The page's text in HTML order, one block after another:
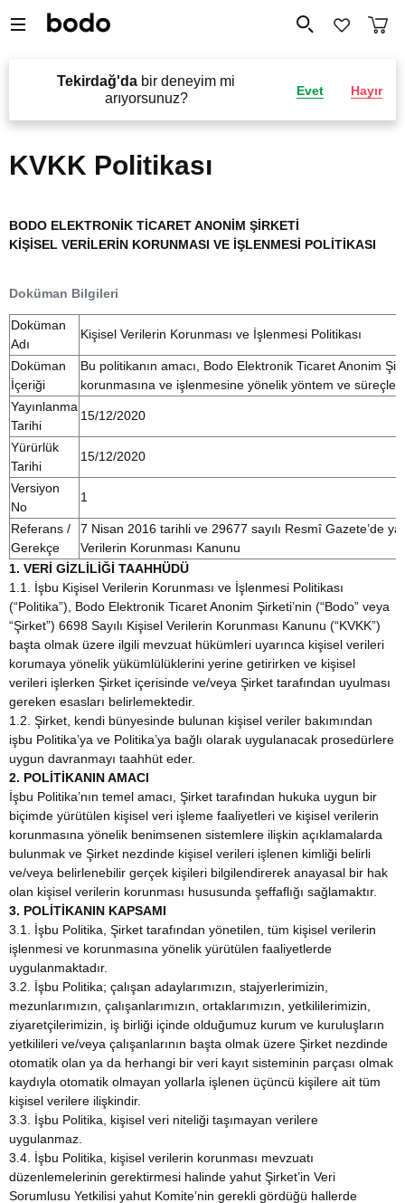
Tekirdağ'da bir deneyim mi
arıyorsunuz?
Evet Hayır
KVKK Politikası
BODO ELEKTRONİK TİCARET ANONİM ŞİRKETİ
KİŞİSEL VERİLERİN KORUNMASI VE İŞLENMESİ POLİTİKASI
Doküman Bilgileri
​Doküman
Adı
Kişisel Verilerin Korunması ve İşlenmesi Politikası
Doküman
İçeriği
Bu politikanın amacı, Bodo Elektronik Ticaret Anonim
korunmasına ve işlenmesine yönelik yöntem ve
Yayınlanma
Tarihi
15/12/2020
Yürürlük
Tarihi
15/12/2020
Versiyon
No
1
Referans /
Gerekçe
7 Nisan 2016 tarihli ve 29677 sayılı Resmî Gazete’de
Verilerin Korunması Kanunu
1. VERİ GİZLİLİĞİ TAAHHÜDÜ
1.1. İşbu Kişisel Verilerin Korunması ve İşlenmesi Politikası
(“Politika”), Bodo Elektronik Ticaret Anonim Şirketi’nin (“Bodo” veya
“Şirket”) 6698 Sayılı Kişisel Verilerin Korunması Kanunu (“KVKK”)
başta olmak üzere ilgili mevzuat hükümleri uyarınca kişisel verileri
korumaya yönelik yükümlülüklerini yerine getirirken ve kişisel
verileri işlerken Şirket içerisinde ve/veya Şirket tarafından uyulması
gereken esasları belirlemektedir.
1.2. Şirket, kendi bünyesinde bulunan kişisel veriler bakımından
işbu Politika’ya ve Politika’ya bağlı olarak uygulanacak prosedürlere
uygun davranmayı taahhüt eder.
2. POLİTİKANIN AMACI
İşbu Politika’nın temel amacı, Şirket tarafından hukuka uygun bir
biçimde yürütülen kişisel veri işleme faaliyetleri ve kişisel verilerin
korunmasına yönelik benimsenen sistemlere ilişkin açıklamalarda
bulunmak ve Şirket nezdinde kişisel verileri işlenen kimliği belirli
ve/veya belirlenebilir gerçek kişileri bilgilendirerek anayasal bir hak
olan kişisel verilerin korunması hususunda şeffaflığı sağlamaktır.
3. POLİTİKANIN KAPSAMI
3.1. İşbu Politika, Şirket tarafından yönetilen, tüm kişisel verilerin
işlenmesi ve korunmasına yönelik yürütülen faaliyetlerde
uygulanmaktadır.
3.2. İşbu Politika; çalışan adaylarımızın, stajyerlerimizin,
mezunlarımızın, çalışanlarımızın, ortaklarımızın, yetkililerimizin,
ziyaretçilerimizin, iş birliği içinde olduğumuz kurum ve kuruluşların
yetkilileri ve/veya çalışanlarının başta olmak üzere Şirket nezdinde
otomatik olan ya da herhangi bir veri kayıt sisteminin parçası olmak
kaydıyla otomatik olmayan yollarla işlenen üçüncü kişilere ait tüm
kişisel verilere ilişkindir.
3.3. İşbu Politika, kişisel veri niteliği taşımayan verilere
uygulanmaz.
3.4. İşbu Politika, kişisel verilerin korunması mevzuatı
düzenlemelerinin gerektirmesi halinde yahut Şirket’in Veri
Sorumlusu Yetkilisi yahut Komite’nin gerekli gördüğü hallerde